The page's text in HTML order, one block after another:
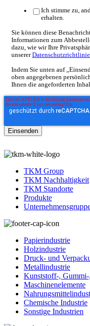
Ich stimme zu,
erhalten.
Sie können diese
Informationen zum
dazu, wie wir Ihre
unsererDatenschutzrichtlinie
Indem Sie unten auf
oben angegebenen
Ihnen die angeforderten
TKM Group
TKM Nachhaltigkeit
TKM Standorte
Produkte
Papierindustrie
Holzindustrie
Druck- und
Metallindustrie
Kunststoff-,
Maschinenelemente
Chemische Industrie
Sonstige Industrien